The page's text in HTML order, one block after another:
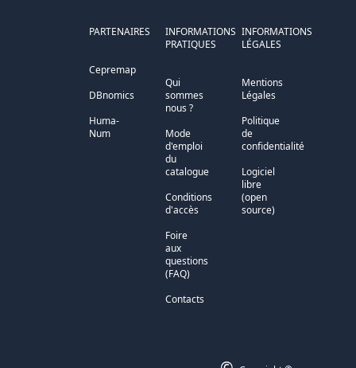
PARTENAIRES
Cepremap
DBnomics
Huma-
Num
INFORMATIONS
PRATIQUES
Qui
sommes
nous ?
Mode
d'emploi
du
catalogue
Conditions
d'accès
Foire
aux
questions
(FAQ)
Contacts
INFORMATIONS
LÉGALES
Mentions
Légales
Politique
de
confidentialité
Logiciel
libre
(open
source)